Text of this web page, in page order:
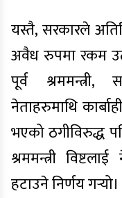
यस्तै, सरकारले
अवैध रुपमा रकम
पूर्व
नेताहरुमाथि
भएको ठगीविरुद्ध
श्रममन्त्री
हटाउने निर्णय गर्‍यो।